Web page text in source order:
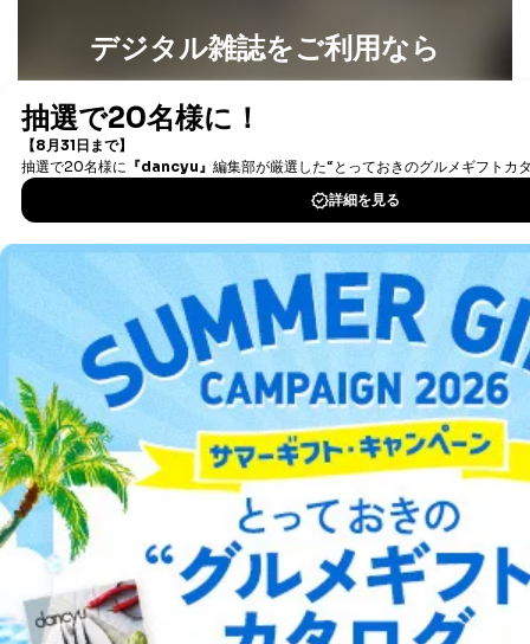
デジタル雑誌をご利用なら
書籍）が無料で読み放題！
DOWNLOAD FOR IOS
DOWNLOAD FOR ANDROID
ご利用方法はこちら
総合案内
アフィリエイト 採用情報
プレスリリース お問い合わせ
利用規約プライバシーポリシー 特定商取引法に基づく表示
出版社の皆様へ
投資家の皆様へサイトマップ